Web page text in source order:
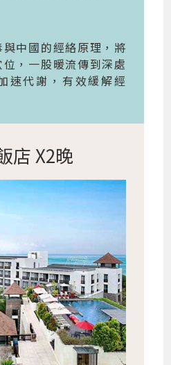
中國的經絡原理，將
，一股暖流傳到深處
速代謝，有效緩解經
店 X2晚